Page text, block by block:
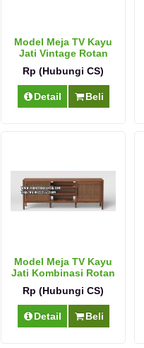
Model Meja TV Kayu
Jati Vintage Rotan
Rp (Hubungi CS)
Detail Beli
Model Meja TV Kayu
Jati Kombinasi Rotan
Rp (Hubungi CS)
Detail Beli